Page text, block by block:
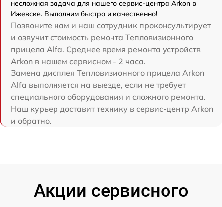
несложная задача для нашего сервис-центра Arkon в
Ижевске. Выполним быстро и качественно!
Позвоните нам и наш сотрудник проконсультирует
и озвучит стоимость ремонта Тепловизионного
прицела Alfa. Среднее время ремонта устройств
Arkon в нашем сервисном - 2 часа.
Замена дисплея Тепловизионного прицела Arkon
Alfa выполняется на выезде, если не требует
специального оборудования и сложного ремонта.
Наш курьер доставит технику в сервис-центр Arkon
и обратно.
Акции сервисного